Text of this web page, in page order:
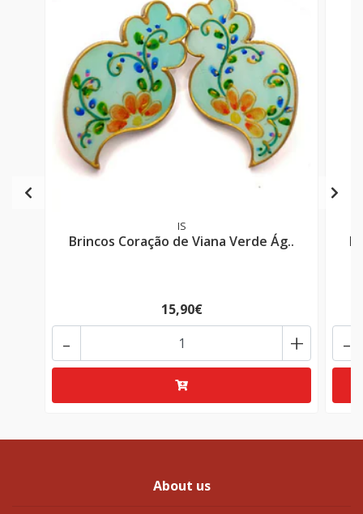
IS
Brincos Coração de Viana Verde Ág..
15,90€
+
- -
About us